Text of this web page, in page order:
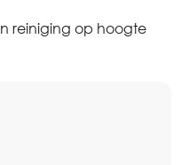
reiniging op hoogte